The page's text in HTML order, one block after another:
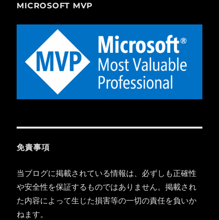
MICROSOFT MVP
免責事項
当ブログに掲載されている情報は、必ずしも正確性
や安全性を保証するものではありません。掲載され
た内容によって生じた損害等の一切の責任を負いか
ねます。